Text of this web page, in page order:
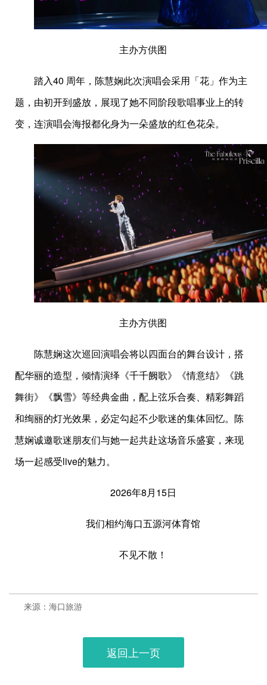
主办方供图
踏入40 周年，陈慧娴此次演唱会采用「花」作为主
题，由初开到盛放，展现了她不同阶段歌唱事业上的转
变，连演唱会海报都化身为一朵盛放的红色花朵。
主办方供图
陈慧娴这次巡回演唱会将以四面台的舞台设计，搭
配华丽的造型，倾情演绎《千千阙歌》《情意结》《跳
舞街》《飘雪》等经典金曲，配上弦乐合奏、精彩舞蹈
和绚丽的灯光效果，必定勾起不少歌迷的集体回忆。陈
慧娴诚邀歌迷朋友们与她一起共赴这场音乐盛宴，来现
场一起感受live的魅力。
2026年8月15日
我们相约海口五源河体育馆
不见不散！
来源：海口旅游
返回上一页